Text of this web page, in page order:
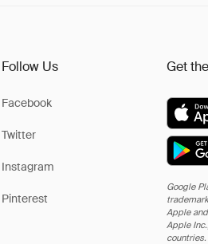
Follow Us
Facebook
Twitter
Instagram
Pinterest
Get
Google
Apple
Apple